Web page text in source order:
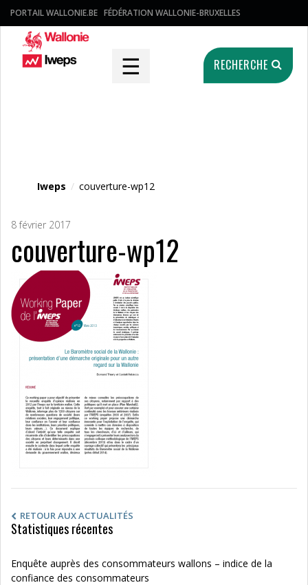
PORTAIL WALLONIE.BE FÉDÉRATION WALLONIE-BRUXELLES
☰ RECHERCHE
Iweps / couverture-wp12
8 février 2017
couverture-wp12
RETOUR AUX ACTUALITÉS
Statistiques récentes
Enquête auprès des consommateurs wallons – indice de la
confiance des consommateurs